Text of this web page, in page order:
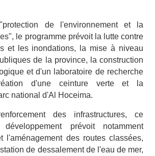
de l'environnement et la
le programme prévoit la lutte contre
et les inondations, la mise à niveau
de la province, la construction
et d'un laboratoire de recherche
d'une ceinture verte et la
national d'Al Hoceima.
des infrastructures, ce
prévoit notamment
l'aménagement des routes classées,
de dessalement de l'eau de mer,